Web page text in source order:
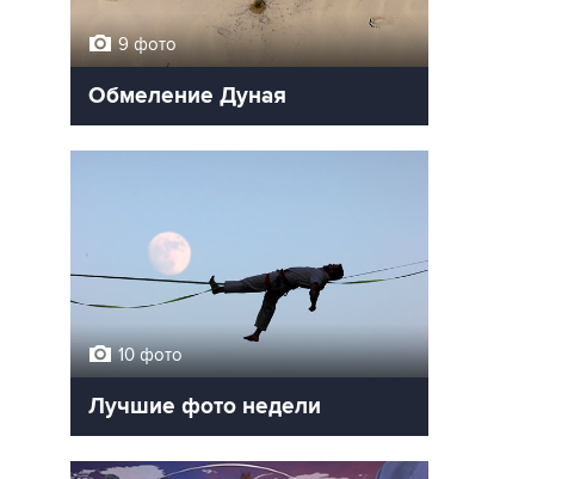
9 фото
Обмеление Дуная
10 фото
Лучшие фото недели